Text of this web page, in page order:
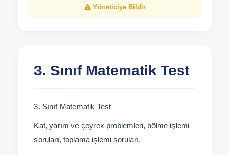
Yöneticiye Bildir
3. Sınıf Matematik Test
3. Sınıf Matematik Test
Kat, yarım ve çeyrek problemleri, bölme işlemi
soruları, toplama işlemi soruları,